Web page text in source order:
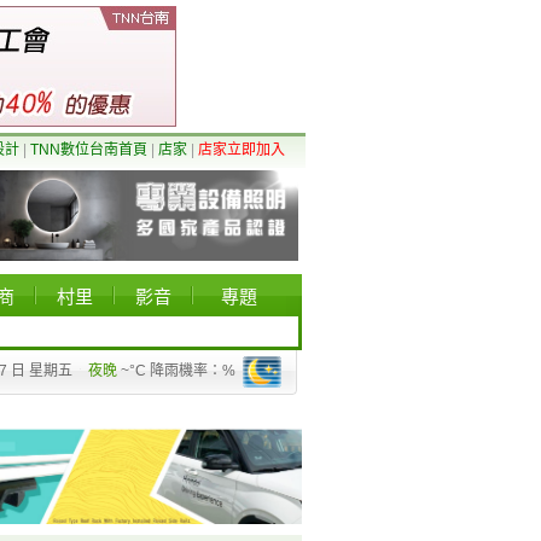
計 TNN數位台南首頁 店家 店家立即加入
村里 影音 專題
日 星期五 夜晚 ~°C 降雨機率：%